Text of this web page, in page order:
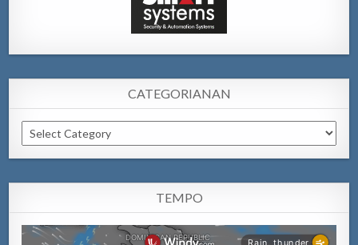
CATEGORIANAN
Categorianan
TEMPO